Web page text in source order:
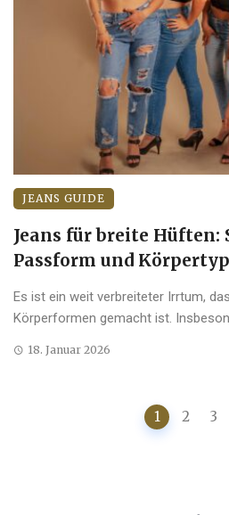
JEANS GUIDE
Jeans für breite
Passform und Körpertyp
Es ist ein weit verbreiteter Irrtum,
Körperformen gemacht ist.
18. Januar 2026
1 2 3